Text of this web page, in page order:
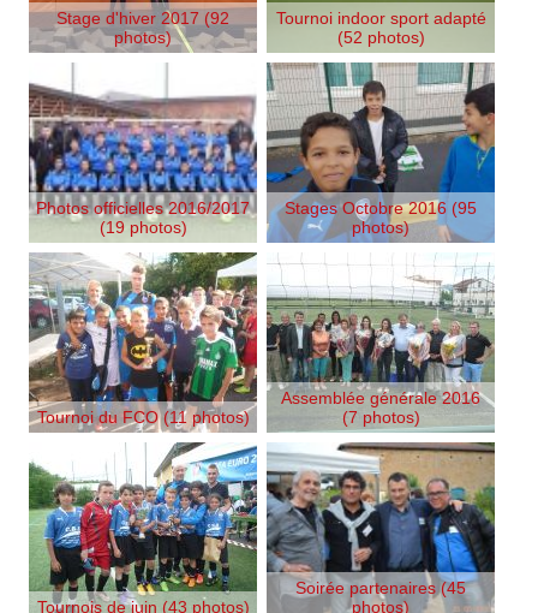
Stage d'hiver 2017 (92
photos)
Tournoi indoor sport adapté
(52 photos)
Photos officielles 2016/2017
(19 photos)
Stages Octobre 2016 (95
photos)
Tournoi du FCO (11 photos)
Assemblée générale 2016
(7 photos)
Tournois de juin (43 photos)
Soirée partenaires (45
photos)